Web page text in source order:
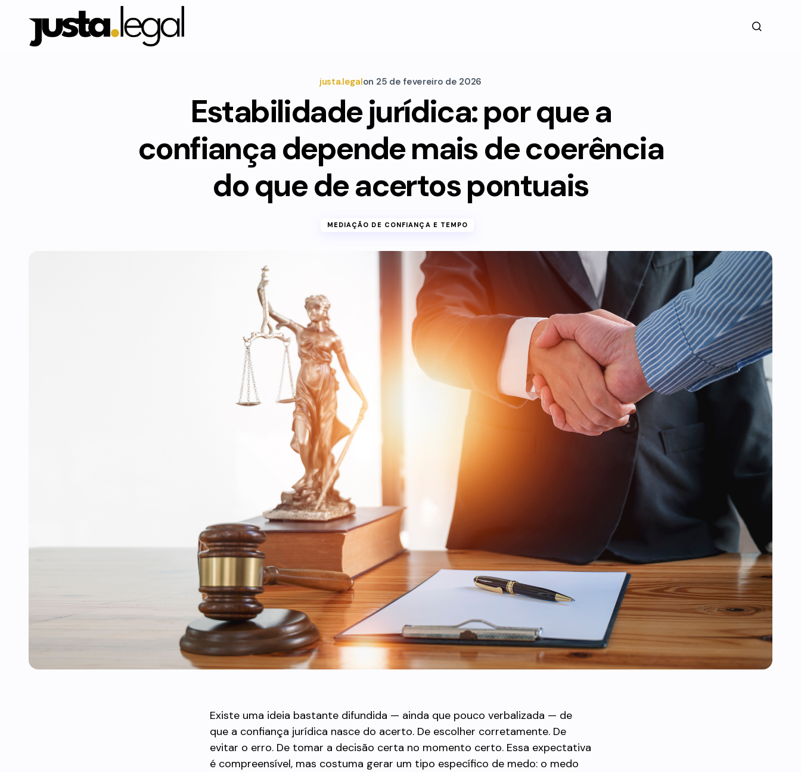
justa.legalon 25 de fevereiro de 2026
Estabilidade jurídica: por que a
confiança depende mais de coerência
do que de acertos pontuais
MEDIAÇÃO DE CONFIANÇA E TEMPO
Existe uma ideia bastante difundida — ainda que pouco verbalizada — de
que a confiança jurídica nasce do acerto. De escolher corretamente. De
evitar o erro. De tomar a decisão certa no momento certo. Essa expectativa
é compreensível, mas costuma gerar um tipo específico de medo: o medo